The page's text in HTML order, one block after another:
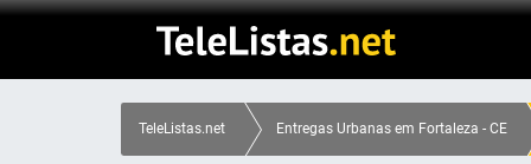
TeleListas.net Entregas Urbanas em Fortaleza - CE